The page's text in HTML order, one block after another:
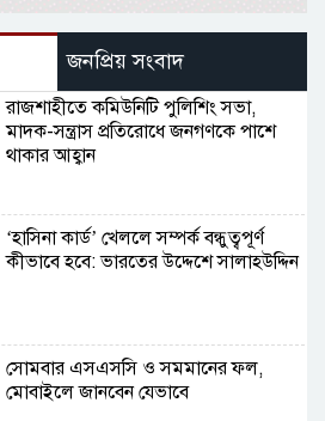
জনপ্রিয় সংবাদ
রাজশাহীতে কমিউনিটি পুলিশিং সভা,
মাদক-সন্ত্রাস প্রতিরোধে জনগণকে পাশে
থাকার আহ্বান
‘হাসিনা কার্ড’ খেললে সম্পর্ক বন্ধুত্বপূর্ণ
কীভাবে হবে: ভারতের উদ্দেশে সালাহউদ্দিন
সোমবার এসএসসি ও সমমানের ফল,
মোবাইলে জানবেন যেভাবে